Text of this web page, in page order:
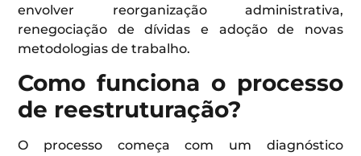
envolver reorganização administrativa,
renegociação de dívidas e adoção de novas
metodologias de trabalho.
Como funciona o processo
de reestruturação?
O processo começa com um diagnóstico